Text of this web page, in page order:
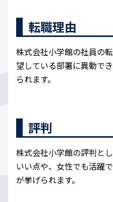
転職理由
株式会社小学館の社員の
望している部署に異動で
られます。
評判
株式会社小学館の評判と
いい点や、女性でも活躍
が挙げられます。